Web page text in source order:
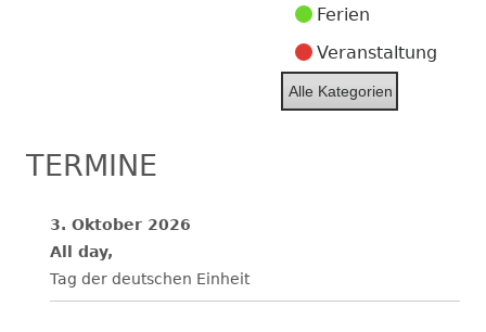
Ferien
Veranstaltung
Alle Kategorien
TERMINE
3. Oktober 2026
All day,
Tag der deutschen Einheit